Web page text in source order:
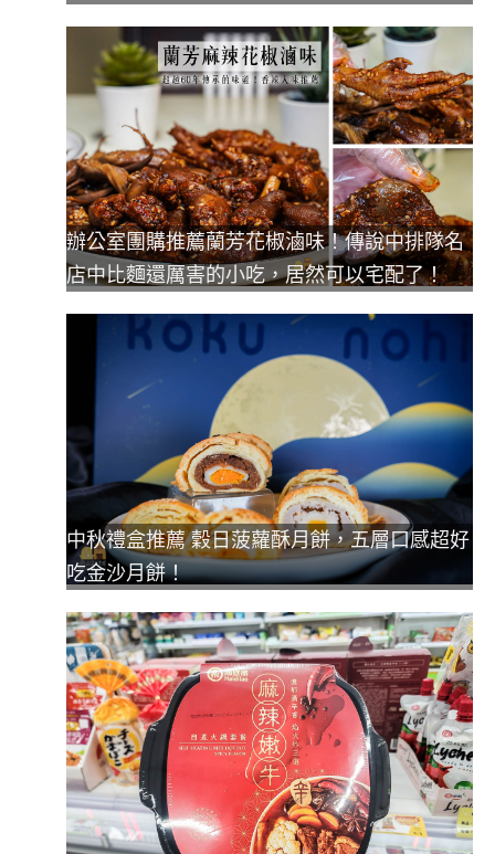
辦公室團購推薦蘭芳花椒滷味！傳說中排隊名
店中比麵還厲害的小吃，居然可以宅配了！
中秋禮盒推薦 穀日菠蘿酥月餅，五層口感超好
吃金沙月餅！